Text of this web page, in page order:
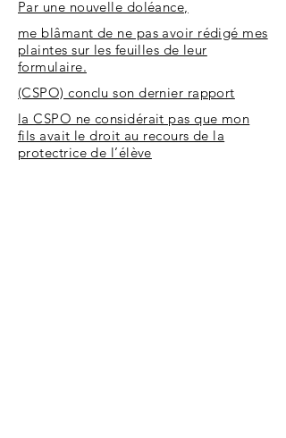
Par une nouvelle doléance,
me blâmant de ne pas avoir rédigé mes
plaintes sur les feuilles de leur
formulaire.
(CSPO) conclu son dernier rapport
la CSPO ne considérait pas que mon
fils avait le droit au recours de la
protectrice de l’élève